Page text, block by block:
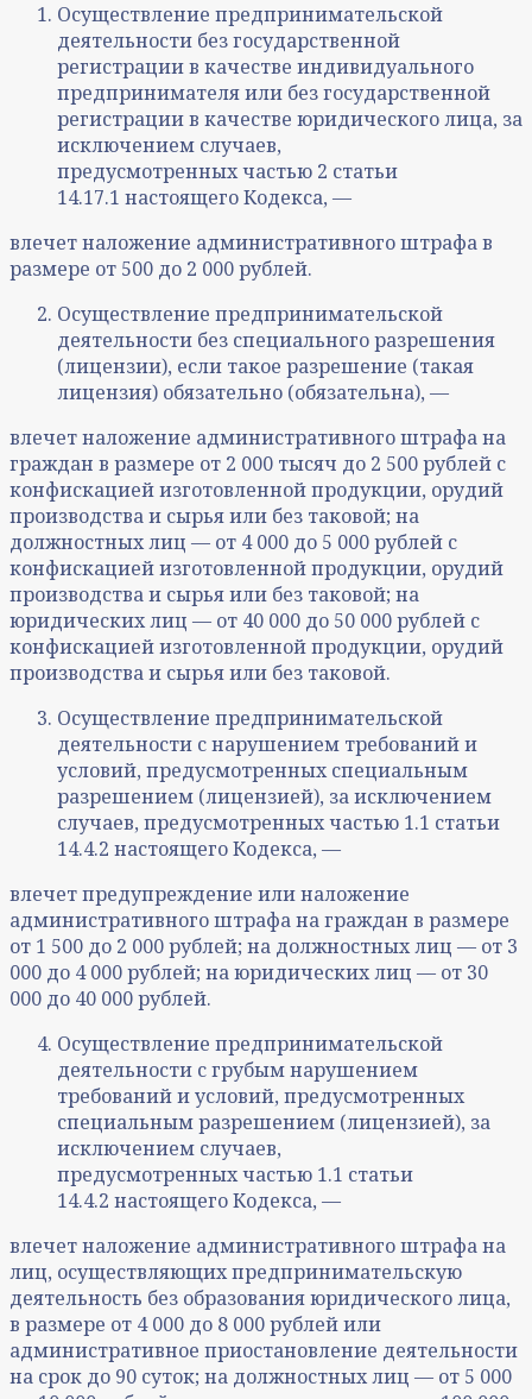
Осуществление предпринимательской
деятельности без государственной
регистрации в качестве индивидуального
предпринимателя или без государственной
регистрации в качестве юридического лица, за
исключением случаев,
предусмотренных частью 2 статьи
14.17.1 настоящего Кодекса, —
влечет наложение административного штрафа в
размере от 500 до 2 000 рублей.
Осуществление предпринимательской
деятельности без специального разрешения
(лицензии), если такое разрешение (такая
лицензия) обязательно (обязательна), —
влечет наложение административного штрафа на
граждан в размере от 2 000 тысяч до 2 500 рублей с
конфискацией изготовленной продукции, орудий
производства и сырья или без таковой; на
должностных лиц — от 4 000 до 5 000 рублей с
конфискацией изготовленной продукции, орудий
производства и сырья или без таковой; на
юридических лиц — от 40 000 до 50 000 рублей с
конфискацией изготовленной продукции, орудий
производства и сырья или без таковой.
Осуществление предпринимательской
деятельности с нарушением требований и
условий, предусмотренных специальным
разрешением (лицензией), за исключением
случаев, предусмотренных частью 1.1 статьи
14.4.2 настоящего Кодекса, —
влечет предупреждение или наложение
административного штрафа на граждан в размере
от 1 500 до 2 000 рублей; на должностных лиц — от 3
000 до 4 000 рублей; на юридических лиц — от 30
000 до 40 000 рублей.
Осуществление предпринимательской
деятельности с грубым нарушением
требований и условий, предусмотренных
специальным разрешением (лицензией), за
исключением случаев,
предусмотренных частью 1.1 статьи
14.4.2 настоящего Кодекса, —
влечет наложение административного штрафа на
лиц, осуществляющих предпринимательскую
деятельность без образования юридического лица,
в размере от 4 000 до 8 000 рублей или
административное приостановление деятельности
на срок до 90 суток; на должностных лиц — от 5 000